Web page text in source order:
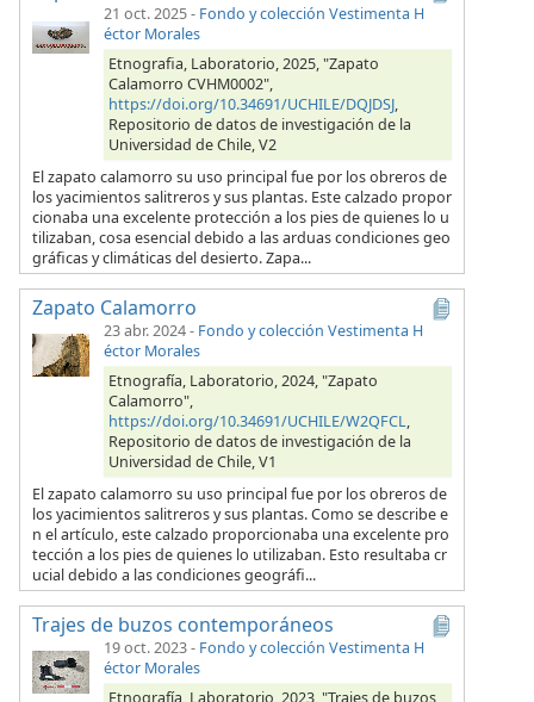
21 oct. 2025- Fondo y colección Vestimenta H
éctor Morales
Etnografia, Laboratorio, 2025, "Zapato
Calamorro CVHM0002",
https://doi.org/10.34691/UCHILE/DQJDSJ,
Repositorio de datos de investigación de la
Universidad de Chile, V2
El zapato calamorro su uso principal fue por los obreros de
los yacimientos salitreros y sus plantas. Este calzado propor
cionaba una excelente protección a los pies de quienes lo u
tilizaban, cosa esencial debido a las arduas condiciones geo
gráficas y climáticas del desierto. Zapa...
Zapato Calamorro
23 abr. 2024- Fondo y colección Vestimenta H
éctor Morales
Etnografía, Laboratorio, 2024, "Zapato
Calamorro",
https://doi.org/10.34691/UCHILE/W2QFCL,
Repositorio de datos de investigación de la
Universidad de Chile, V1
El zapato calamorro su uso principal fue por los obreros de
los yacimientos salitreros y sus plantas. Como se describe e
n el artículo, este calzado proporcionaba una excelente pro
tección a los pies de quienes lo utilizaban. Esto resultaba cr
ucial debido a las condiciones geográfi...
Trajes de buzos contemporáneos
19 oct. 2023- Fondo y colección Vestimenta H
éctor Morales
Etnografía, Laboratorio, 2023, "Trajes de buzos